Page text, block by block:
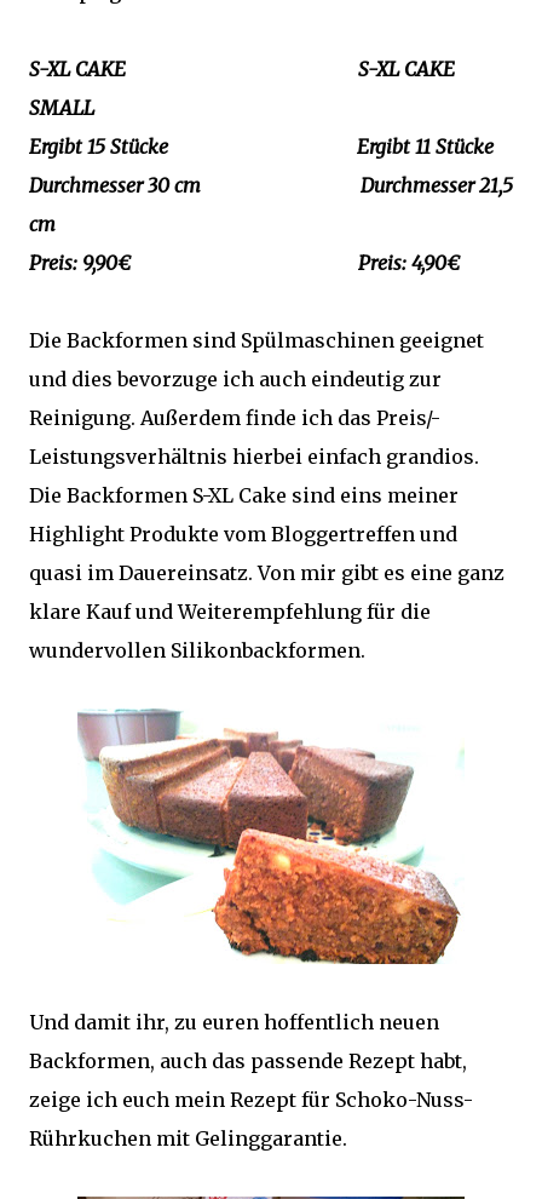
S-XL CAKE S-XL CAKE
SMALL
Ergibt 15 Stücke Ergibt 11 Stücke
Durchmesser 30 cm Durchmesser 21,5
cm
Preis: 9,90€ Preis: 4,90€
Die Backformen sind Spülmaschinen geeignet
und dies bevorzuge ich auch eindeutig zur
Reinigung. Außerdem finde ich das Preis/-
Leistungsverhältnis hierbei einfach grandios.
Die Backformen S-XL Cake sind eins meiner
Highlight Produkte vom Bloggertreffen und
quasi im Dauereinsatz. Von mir gibt es eine ganz
klare Kauf und Weiterempfehlung für die
wundervollen Silikonbackformen.
Und damit ihr, zu euren hoffentlich neuen
Backformen, auch das passende Rezept habt,
zeige ich euch mein Rezept für Schoko-Nuss-
Rührkuchen mit Gelinggarantie.